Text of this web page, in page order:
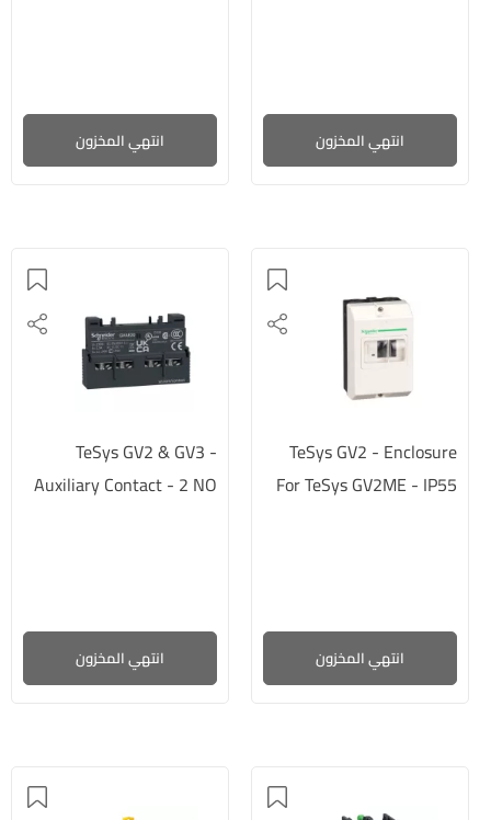
انتهي المخزون انتهي المخزون
TeSys GV2 - Enclosure
For TeSys GV2ME - IP55
انتهي المخزون
TeSys GV2 & GV3 -
Auxiliary Contact - 2 NO
انتهي المخزون